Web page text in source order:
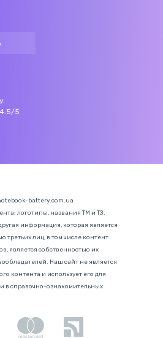
.
4.5/5
battery.com.ua
логотипы, названия ТМ и ТЗ,
информация, которая является
третьих лиц, в том числе контент
является собственностью их
Наш сайт не является
контента и использует его для
в справочно-ознакомительных